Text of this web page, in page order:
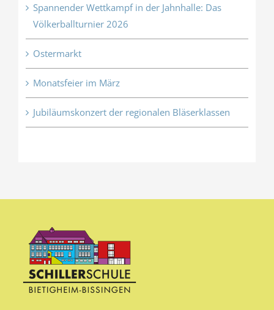
Spannender Wettkampf in der Jahnhalle: Das
Völkerballturnier 2026
Ostermarkt
Monatsfeier im März
Jubiläumskonzert der regionalen Bläserklassen